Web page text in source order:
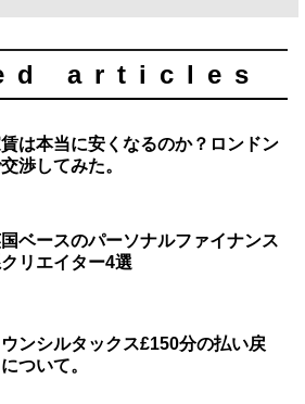
articles
は本当に安くなるのか？ロンドン
渉してみた。
ベースのパーソナルファイナンス
リエイター4選
ウンシルタックス£150分の払い戻
ついて。